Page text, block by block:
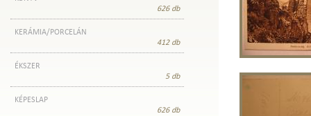
626 db
KERÁMIA/PORCELÁN
412 db
ÉKSZER
5 db
KÉPESLAP
626 db